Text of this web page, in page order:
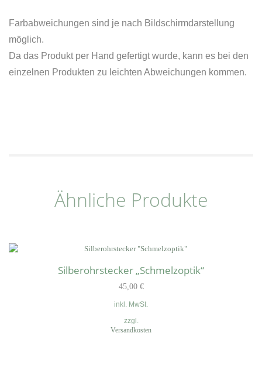
Farbabweichungen sind je nach Bildschirmdarstellung
möglich.
Da das Produkt per Hand gefertigt wurde, kann es bei den
einzelnen Produkten zu leichten Abweichungen kommen.
Ähnliche Produkte
Silberohrstecker „Schmelzoptik“
45,00 €
inkl. MwSt.
zzgl.
Versandkosten